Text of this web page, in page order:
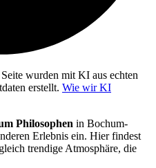
wurden mit KI aus echten
erstellt. Wie wir KI
Philosophen in Bochum-
Erlebnis ein. Hier findest
trendige Atmosphäre, die